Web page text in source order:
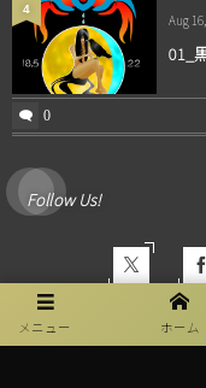
Aug
01_
0
4
Follow Us!
メニュー ホーム